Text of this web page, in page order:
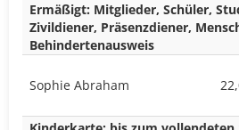
Ermäßigt: Mitglieder, Schüler,
Zivildiener, Präsenzdiener,
Behindertenausweis
Sophie Abraham